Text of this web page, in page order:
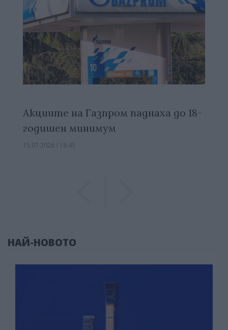
Акциите на Газпром паднаха до 18-
годишен минимум
15.07.2026 / 18:45
НАЙ-НОВОТО